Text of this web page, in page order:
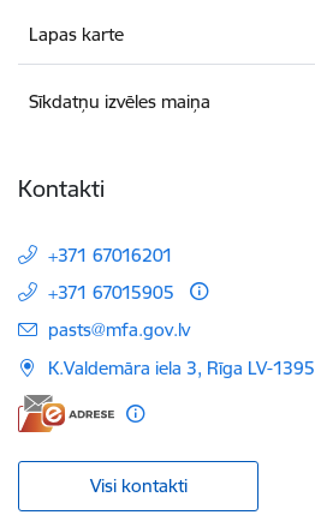
Lapas karte
Sīkdatņu izvēles maiņa
Kontakti
+371 67016201
+371 67015905
E-pasts:
pasts@mfa.gov.lv
K.Valdemāra iela 3, Rīga LV-1395
Visi kontakti